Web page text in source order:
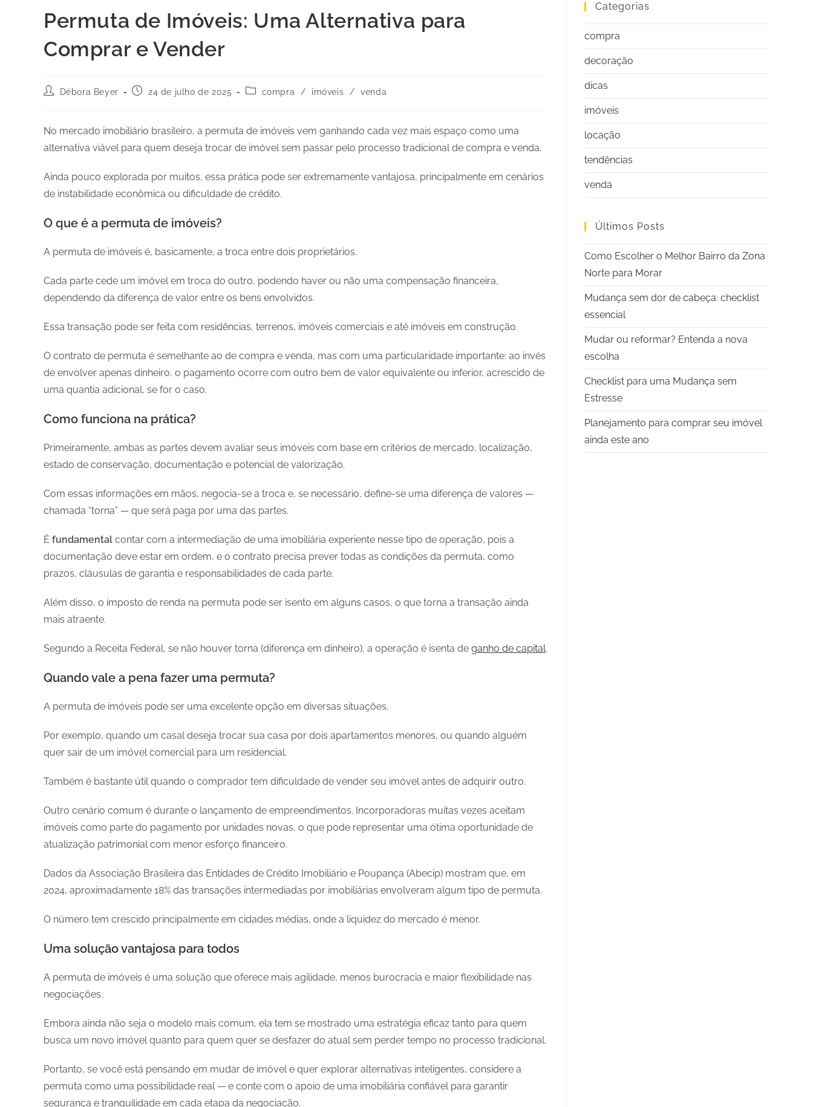
Permuta de Imóveis: Uma Alternativa para
Comprar e Vender
Débora Beyer 24 de julho de 2025 compra / imóveis / venda
No mercado imobiliário brasileiro, a permuta de imóveis vem ganhando cada vez mais espaço como uma
alternativa viável para quem deseja trocar de imóvel sem passar pelo processo tradicional de compra e venda.
Ainda pouco explorada por muitos, essa prática pode ser extremamente vantajosa, principalmente em cenários
de instabilidade econômica ou dificuldade de crédito.
O que é a permuta de imóveis?
A permuta de imóveis é, basicamente, a troca entre dois proprietários.
Cada parte cede um imóvel em troca do outro, podendo haver ou não uma compensação financeira,
dependendo da diferença de valor entre os bens envolvidos.
Essa transação pode ser feita com residências, terrenos, imóveis comerciais e até imóveis em construção.
O contrato de permuta é semelhante ao de compra e venda, mas com uma particularidade importante: ao invés
de envolver apenas dinheiro, o pagamento ocorre com outro bem de valor equivalente ou inferior, acrescido de
uma quantia adicional, se for o caso.
Como funciona na prática?
Primeiramente, ambas as partes devem avaliar seus imóveis com base em critérios de mercado, localização,
estado de conservação, documentação e potencial de valorização.
Com essas informações em mãos, negocia-se a troca e, se necessário, define-se uma diferença de valores —
chamada “torna” — que será paga por uma das partes.
É fundamental contar com a intermediação de uma imobiliária experiente nesse tipo de operação, pois a
documentação deve estar em ordem, e o contrato precisa prever todas as condições da permuta, como
prazos, cláusulas de garantia e responsabilidades de cada parte.
Além disso, o imposto de renda na permuta pode ser isento em alguns casos, o que torna a transação ainda
mais atraente.
Segundo a Receita Federal, se não houver torna (diferença em dinheiro), a operação é isenta de ganho de capital.
Quando vale a pena fazer uma permuta?
A permuta de imóveis pode ser uma excelente opção em diversas situações.
Por exemplo, quando um casal deseja trocar sua casa por dois apartamentos menores, ou quando alguém
quer sair de um imóvel comercial para um residencial.
Também é bastante útil quando o comprador tem dificuldade de vender seu imóvel antes de adquirir outro.
Outro cenário comum é durante o lançamento de empreendimentos. Incorporadoras muitas vezes aceitam
imóveis como parte do pagamento por unidades novas, o que pode representar uma ótima oportunidade de
atualização patrimonial com menor esforço financeiro.
Dados da Associação Brasileira das Entidades de Crédito Imobiliário e Poupança (Abecip) mostram que, em
2024, aproximadamente 18% das transações intermediadas por imobiliárias envolveram algum tipo de permuta.
O número tem crescido principalmente em cidades médias, onde a liquidez do mercado é menor.
Uma solução vantajosa para todos
A permuta de imóveis é uma solução que oferece mais agilidade, menos burocracia e maior flexibilidade nas
negociações.
Embora ainda não seja o modelo mais comum, ela tem se mostrado uma estratégia eficaz tanto para quem
busca um novo imóvel quanto para quem quer se desfazer do atual sem perder tempo no processo tradicional.
Portanto, se você está pensando em mudar de imóvel e quer explorar alternativas inteligentes, considere a
permuta como uma possibilidade real — e conte com o apoio de uma imobiliária confiável para garantir
segurança e tranquilidade em cada etapa da negociação.
Categorias
compra
decoração
dicas
imóveis
locação
tendências
venda
Últimos Posts
Como Escolher o Melhor Bairro da Zona
Norte para Morar
Mudança sem dor de cabeça: checklist
essencial
Mudar ou reformar? Entenda a nova
escolha
Checklist para uma Mudança sem
Estresse
Planejamento para comprar seu imóvel
ainda este ano